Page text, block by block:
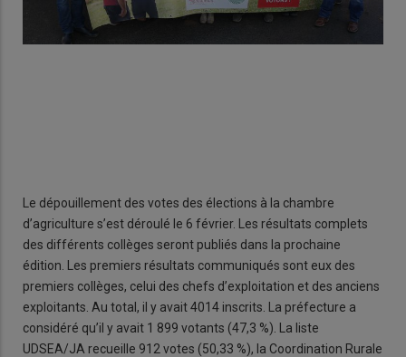
Le dépouillement des votes des élections à la chambre
d’agriculture s’est déroulé le 6 février. Les résultats complets
des différents collèges seront publiés dans la prochaine
édition. Les premiers résultats communiqués sont eux des
premiers collèges, celui des chefs d’exploitation et des anciens
exploitants. Au total, il y avait 4014 inscrits. La préfecture a
considéré qu’il y avait 1 899 votants (47,3 %). La liste
UDSEA/JA recueille 912 votes (50,33 %), la Coordination Rurale